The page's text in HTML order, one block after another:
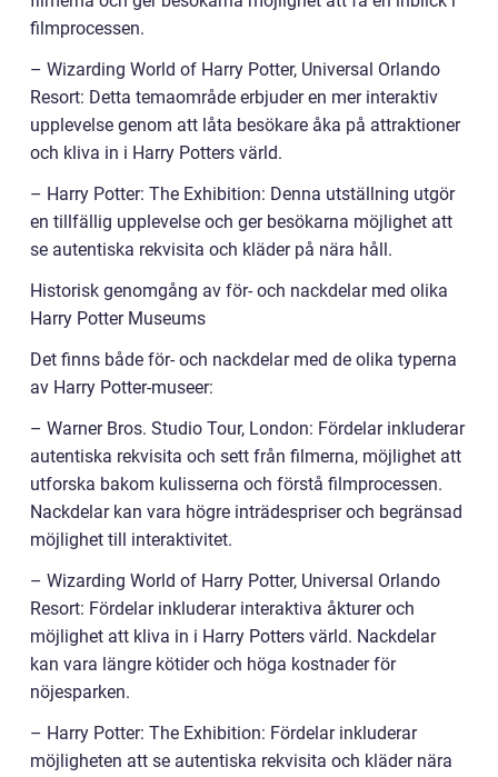
filmprocessen.
– Wizarding World of Harry Potter, Universal Orlando
Resort: Detta temaområde erbjuder en mer interaktiv
upplevelse genom att låta besökare åka på attraktioner
och kliva in i Harry Potters värld.
– Harry Potter: The Exhibition: Denna utställning utgör
en tillfällig upplevelse och ger besökarna möjlighet att
se autentiska rekvisita och kläder på nära håll.
Historisk genomgång av för- och nackdelar med olika
Harry Potter Museums
Det finns både för- och nackdelar med de olika typerna
av Harry Potter-museer:
– Warner Bros. Studio Tour, London: Fördelar inkluderar
autentiska rekvisita och sett från filmerna, möjlighet att
utforska bakom kulisserna och förstå filmprocessen.
Nackdelar kan vara högre inträdespriser och begränsad
möjlighet till interaktivitet.
– Wizarding World of Harry Potter, Universal Orlando
Resort: Fördelar inkluderar interaktiva åkturer och
möjlighet att kliva in i Harry Potters värld. Nackdelar
kan vara längre kötider och höga kostnader för
nöjesparken.
– Harry Potter: The Exhibition: Fördelar inkluderar
möjligheten att se autentiska rekvisita och kläder nära